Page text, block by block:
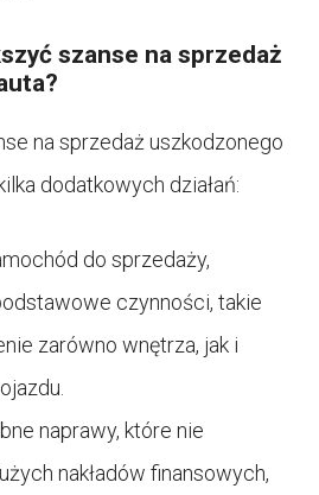
szanse na sprzedaż
na sprzedaż uszkodzonego
dodatkowych działań:
do sprzedaży,
czynności, takie
zarówno wnętrza, jak i
naprawy, które nie
nakładów finansowych,